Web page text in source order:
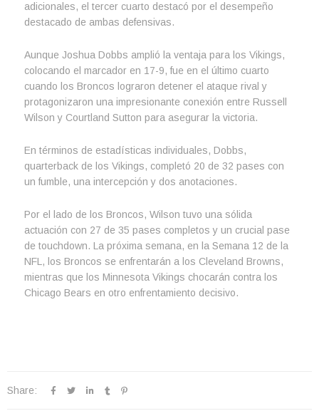
adicionales, el tercer cuarto destacó por el desempeño
destacado de ambas defensivas.
Aunque Joshua Dobbs amplió la ventaja para los Vikings,
colocando el marcador en 17-9, fue en el último cuarto
cuando los Broncos lograron detener el ataque rival y
protagonizaron una impresionante conexión entre Russell
Wilson y Courtland Sutton para asegurar la victoria.
En términos de estadísticas individuales, Dobbs,
quarterback de los Vikings, completó 20 de 32 pases con
un fumble, una intercepción y dos anotaciones.
Por el lado de los Broncos, Wilson tuvo una sólida
actuación con 27 de 35 pases completos y un crucial pase
de touchdown. La próxima semana, en la Semana 12 de la
NFL, los Broncos se enfrentarán a los Cleveland Browns,
mientras que los Minnesota Vikings chocarán contra los
Chicago Bears en otro enfrentamiento decisivo.
Share: